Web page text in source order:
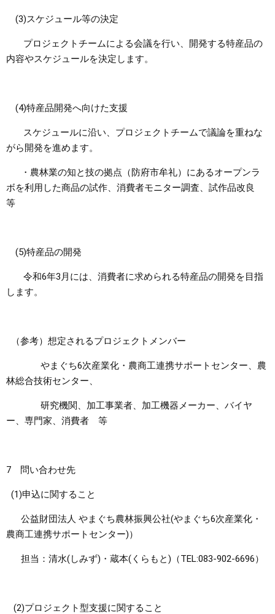
(3)スケジュール等の決定
プロジェクトチームによる会議を行い、開発する特産品の
内容やスケジュールを決定します。
(4)特産品開発へ向けた支援
スケジュールに沿い、プロジェクトチームで議論を重ねな
がら開発を進めます。
・農林業の知と技の拠点（防府市牟礼）にあるオープンラ
ボを利用した商品の試作、消費者モニター調査、試作品改良
等
(5)特産品の開発
令和6年3月には、消費者に求められる特産品の開発を目指
します。
（参考）想定されるプロジェクトメンバー
やまぐち6次産業化・農商工連携サポートセンター、農
林総合技術センター、
研究機関、加工事業者、加工機器メーカー、バイヤ
ー、専門家、消費者 等
7 問い合わせ先
(1)申込に関すること
公益財団法人 やまぐち農林振興公社(やまぐち6次産業化・
農商工連携サポートセンター)）
担当：清水(しみず)・蔵本(くらもと)（TEL:083-902-6696）
(2)プロジェクト型支援に関すること